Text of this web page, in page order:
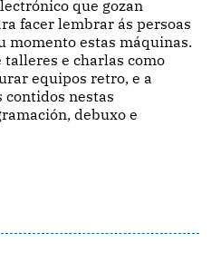
que gozan
facer lembrar ás persoas
momento estas máquinas.
e charlas como
equipos retro, e a
contidos nestas
debuxo e